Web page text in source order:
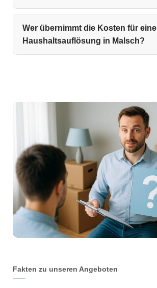
Wer übernimmt die Kosten für eine
Haushaltsauflösung in Malsch?
Fakten zu unseren Angeboten